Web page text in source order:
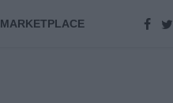
MARKETPLACE